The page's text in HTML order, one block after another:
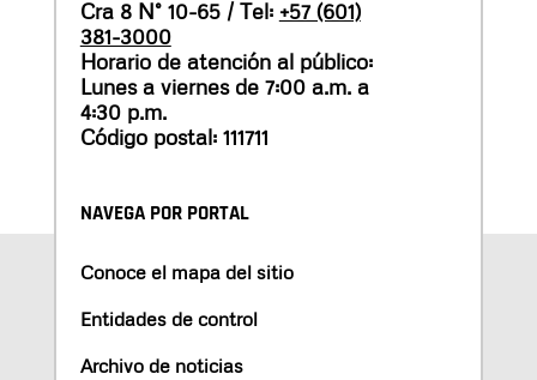
Cra 8 N° 10-65 / Tel: +57 (601)
381-3000
Horario de atención al público:
Lunes a viernes de 7:00 a.m. a
4:30 p.m.
Código postal: 111711
NAVEGA POR PORTAL
Conoce el mapa del sitio
Entidades de control
Archivo de noticias